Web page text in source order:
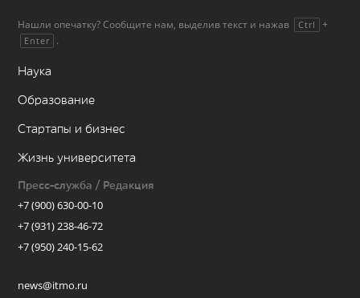
Нашли опечатку? Сообщите нам, выделив текст и нажав Ctrl +
Enter .
Наука
Образование
Стартапы и бизнес
Жизнь университета
Пресс-служба / Редакция
+7 (900) 630-00-10
+7 (931) 238-46-72
+7 (950) 240-15-62
news@itmo.ru